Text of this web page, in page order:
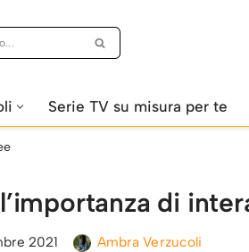
Serie TV su misura per te
di
2021 Ambra Verzucoli